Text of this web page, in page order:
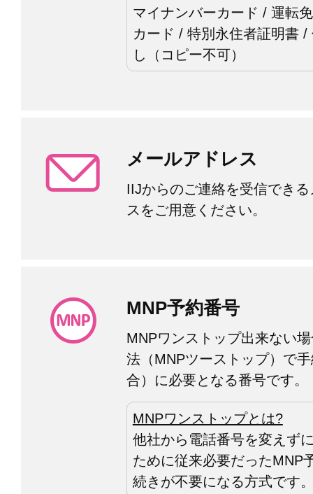
マイナンバーカード / 運転
カード / 特別永住者証明書 /
し（コピー不可）
メールアドレス
IIJからのご連絡を受信でき
スをご用意ください。
MNP予約番号
MNPワンストップ出来ない
法（MNPツーストップ）で
合）に必要となる番号です。
MNPワンストップとは?
他社から電話番号を変えず
ために従来必要だったMNP
続きが不要になる方式です